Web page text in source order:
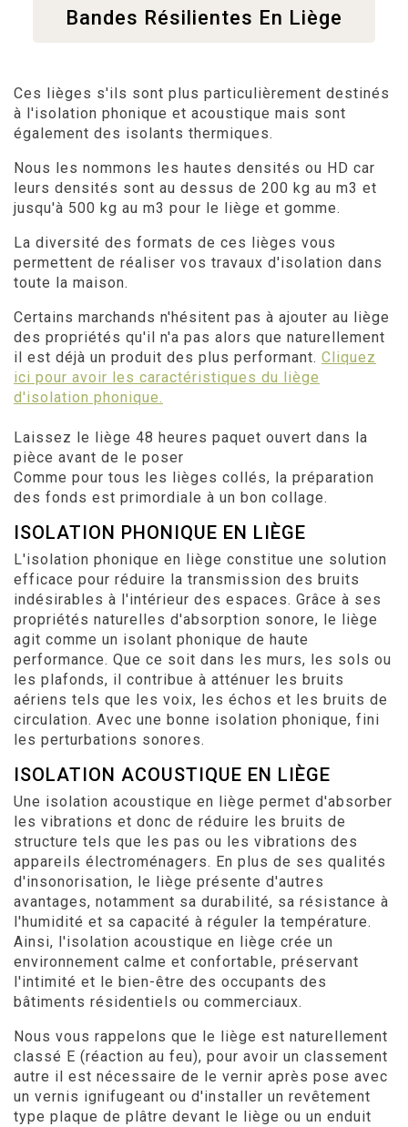
Bandes Résilientes En Liège
Ces lièges s'ils sont plus particulièrement destinés
à l'isolation phonique et acoustique mais sont
également des isolants thermiques.
Nous les nommons les hautes densités ou HD car
leurs densités sont au dessus de 200 kg au m3 et
jusqu'à 500 kg au m3 pour le liège et gomme.
La diversité des formats de ces lièges vous
permettent de réaliser vos travaux d'isolation dans
toute la maison.
Certains marchands n'hésitent pas à ajouter au liège
des propriétés qu'il n'a pas alors que naturellement
il est déjà un produit des plus performant. Cliquez
ici pour avoir les caractéristiques du liège
d'isolation phonique.
Laissez le liège 48 heures paquet ouvert dans la
pièce avant de le poser
Comme pour tous les lièges collés, la préparation
des fonds est primordiale à un bon collage.
ISOLATION PHONIQUE EN LIÈGE
L'isolation phonique en liège constitue une solution
efficace pour réduire la transmission des bruits
indésirables à l'intérieur des espaces. Grâce à ses
propriétés naturelles d'absorption sonore, le liège
agit comme un isolant phonique de haute
performance. Que ce soit dans les murs, les sols ou
les plafonds, il contribue à atténuer les bruits
aériens tels que les voix, les échos et les bruits de
circulation. Avec une bonne isolation phonique, fini
les perturbations sonores.
ISOLATION ACOUSTIQUE EN LIÈGE
Une isolation acoustique en liège permet d'absorber
les vibrations et donc de réduire les bruits de
structure tels que les pas ou les vibrations des
appareils électroménagers. En plus de ses qualités
d'insonorisation, le liège présente d'autres
avantages, notamment sa durabilité, sa résistance à
l'humidité et sa capacité à réguler la température.
Ainsi, l'isolation acoustique en liège crée un
environnement calme et confortable, préservant
l'intimité et le bien-être des occupants des
bâtiments résidentiels ou commerciaux.
Nous vous rappelons que le liège est naturellement
classé E (réaction au feu), pour avoir un classement
autre il est nécessaire de le vernir après pose avec
un vernis ignifugeant ou d'installer un revêtement
type plaque de plâtre devant le liège ou un enduit